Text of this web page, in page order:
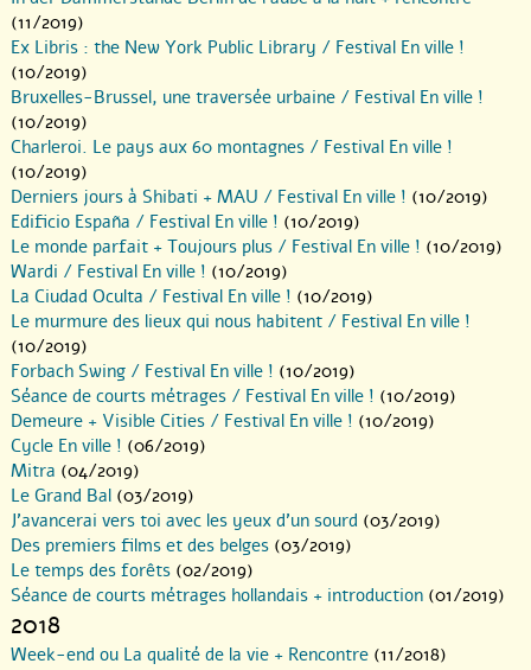
(11/2019)
Ex Libris : the New York Public Library / Festival En ville !
(10/2019)
Bruxelles-Brussel, une traversée urbaine / Festival En ville !
(10/2019)
Charleroi. Le pays aux 60 montagnes / Festival En ville !
(10/2019)
Derniers jours à Shibati + MAU / Festival En ville ! (10/2019)
Edificio España / Festival En ville ! (10/2019)
Le monde parfait + Toujours plus / Festival En ville ! (10/2019)
Wardi / Festival En ville ! (10/2019)
La Ciudad Oculta / Festival En ville ! (10/2019)
Le murmure des lieux qui nous habitent / Festival En ville !
(10/2019)
Forbach Swing / Festival En ville ! (10/2019)
Séance de courts métrages / Festival En ville ! (10/2019)
Demeure + Visible Cities / Festival En ville ! (10/2019)
Cycle En ville ! (06/2019)
Mitra (04/2019)
Le Grand Bal (03/2019)
J’avancerai vers toi avec les yeux d’un sourd (03/2019)
Des premiers films et des belges (03/2019)
Le temps des forêts (02/2019)
Séance de courts métrages hollandais + introduction (01/2019)
2018
Week-end ou La qualité de la vie + Rencontre (11/2018)